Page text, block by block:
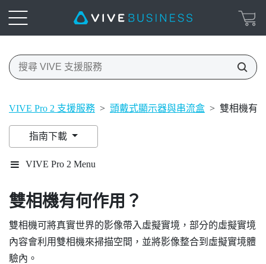
VIVE Pro 2 支援服務 > 頭戴式顯示器與串流盒 > 雙相機有
指南下載
VIVE Pro 2 Menu
雙相機有何作用？
雙相機可將真實世界的影像帶入虛擬實境，部分的虛擬實境
內容會利用雙相機來掃描空間，並將影像整合到虛擬實境體
驗內。